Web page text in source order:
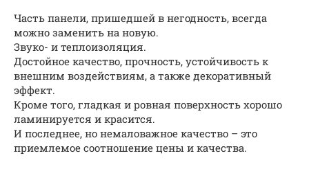
Часть панели, пришедшей в негодность, всегда
можно заменить на новую.
Звуко- и теплоизоляция.
Достойное качество, прочность, устойчивость к
внешним воздействиям, а также декоративный
эффект.
Кроме того, гладкая и ровная поверхность хорошо
ламинируется и красится.
И последнее, но немаловажное качество – это
приемлемое соотношение цены и качества.